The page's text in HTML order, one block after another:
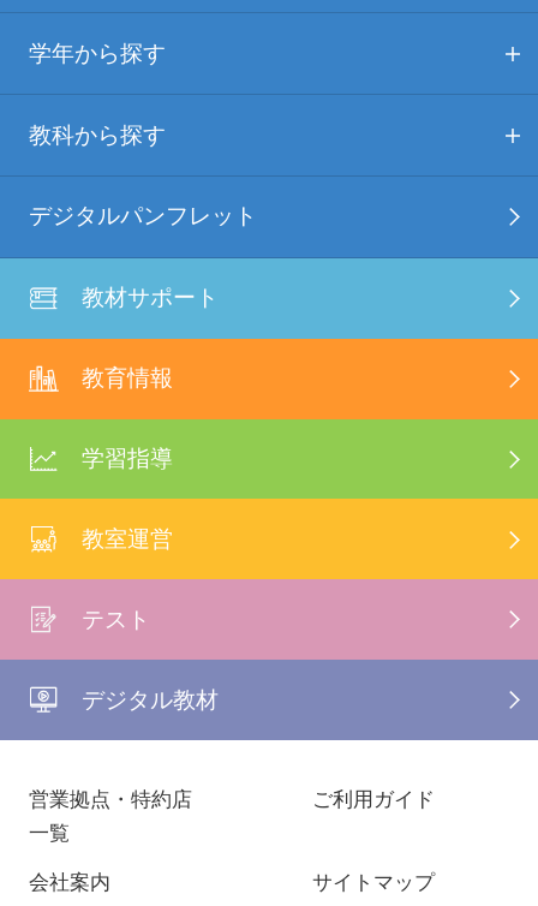
学年から探す
教科から探す
デジタルパンフレット
教材サポート
教育情報
学習指導
教室運営
テスト
デジタル教材
営業拠点・特約店
一覧
ご利用ガイド
会社案内 サイトマップ